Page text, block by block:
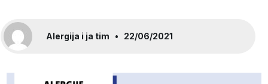
Alergija i ja tim • 22/06/2021